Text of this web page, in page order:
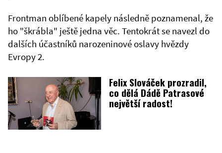
Frontman oblíbené kapely následně poznamenal, že
ho "škrábla" ještě jedna věc. Tentokrát se navezl do
dalších účastníků narozeninové oslavy hvězdy
Evropy 2.
Felix Slováček prozradil,
co dělá Dádě Patrasové
největší radost!